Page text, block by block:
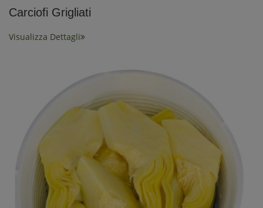
Carciofi Grigliati
Visualizza Dettagli